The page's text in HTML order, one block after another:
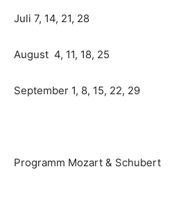
Juli 7, 14, 21, 28
August 4, 11, 18, 25
September 1, 8, 15, 22, 29
Programm Mozart & Schubert